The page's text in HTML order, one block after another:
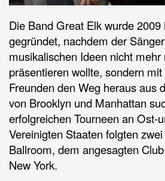
Die Band Great Elk wurde 2009
gegründet, nachdem der
musikalischen Ideen nicht mehr
präsentieren wollte, sondern
Freunden den Weg heraus aus
von Brooklyn und Manhattan
erfolgreichen Tourneen an Ost-
Vereinigten Staaten folgten
Ballroom, dem angesagten
New York.